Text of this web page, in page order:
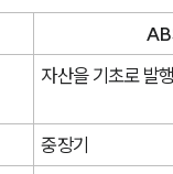
자산을 기초로 발
중장기